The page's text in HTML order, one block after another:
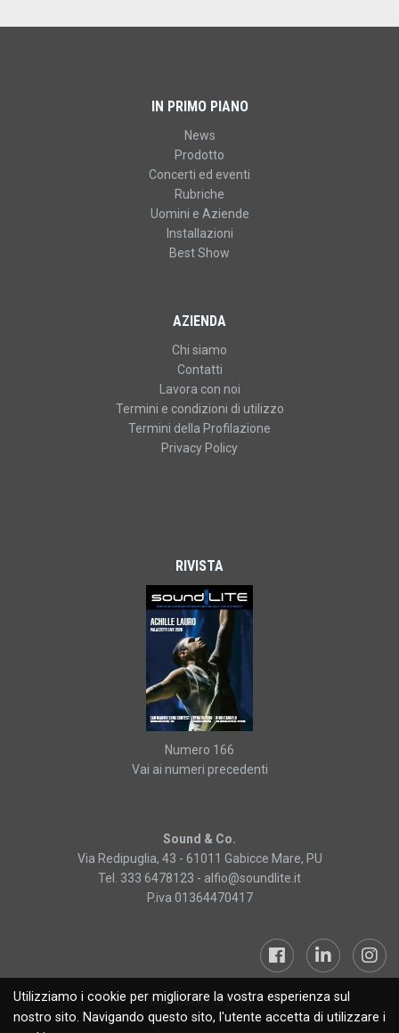
Utilizziamo i cookie per migliorare la vostra esperienza sul
nostro sito. Navigando questo sito, l'utente accetta di utilizzare i
IN PRIMO PIANO
News
Prodotto
Concerti ed eventi
Rubriche
Uomini e Aziende
Installazioni
Best Show
AZIENDA
Chi siamo
Contatti
Lavora con noi
Termini e condizioni di utilizzo
Termini della Profilazione
Privacy Policy
RIVISTA
Numero 166
Vai ai numeri precedenti
Sound & Co.
Via Redipuglia, 43 - 61011 Gabicce Mare, PU
Tel. 333 6478123 - alfio@soundlite.it
P.iva 01364470417
Sound&Lite © 2019